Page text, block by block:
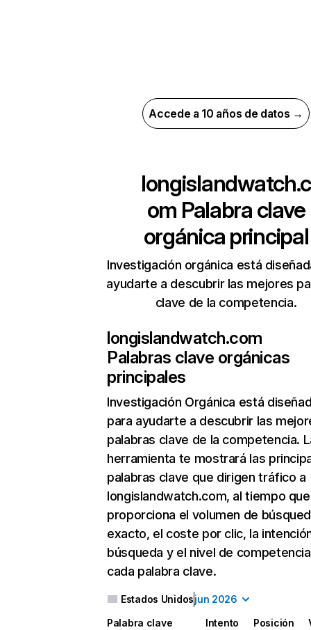
Accede a 10 años de datos →
longislandwatch.c
om Palabra clave
orgánica principal
Investigación orgánica está
ayudarte a descubrir las mejores
clave de la competencia.
longislandwatch.com
Palabras clave orgánicas
principales
Investigación Orgánica está
para ayudarte a descubrir las
palabras clave de la competencia.
herramienta te mostrará las
palabras clave que dirigen tráfico a
longislandwatch.com, al tiempo
proporciona el volumen de
exacto, el coste por clic, la
búsqueda y el nivel de
cada palabra clave.
Estados Unidosjun 2026
Palabra clave Intento Posición